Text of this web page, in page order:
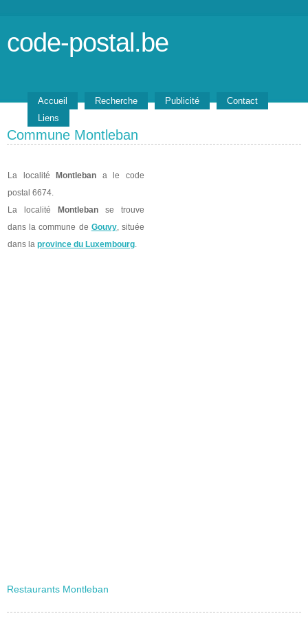
code-postal.be
Accueil Recherche Publicité
Contact
Liens
Commune Montleban
La localité Montleban a le code
postal 6674.
La localité
Montleban se trouve
dans la commune de Gouvy, située
dans la province du Luxembourg.
Restaurants Montleban